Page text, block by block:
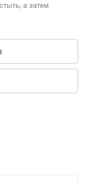
а затем